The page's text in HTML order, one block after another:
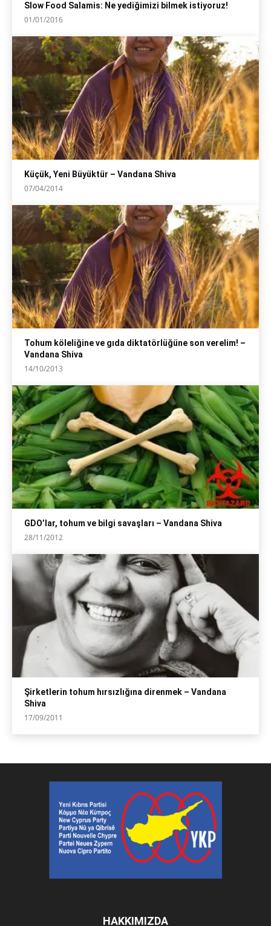
Slow Food Salamis: Ne yediğimizi bilmek istiyoruz!
01/01/2016
Küçük, Yeni Büyüktür – Vandana Shiva
07/04/2014
Tohum köleliğine ve gıda diktatörlüğüne son verelim! –
Vandana Shiva
14/10/2013
GDO’lar, tohum ve bilgi savaşları – Vandana Shiva
28/11/2012
Şirketlerin tohum hırsızlığına direnmek – Vandana
Shiva
17/09/2011
HAKKIMIZDA